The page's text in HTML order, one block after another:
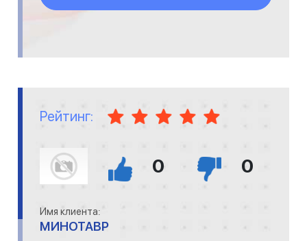
Рейтинг:
0 0
Имя клиента:
МИНОТАВР